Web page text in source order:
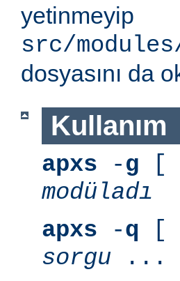
yetinmeyip
src/
dosyasını da
Kullanım
apxs -g [
modüladı
apxs -q [
sorgu ...